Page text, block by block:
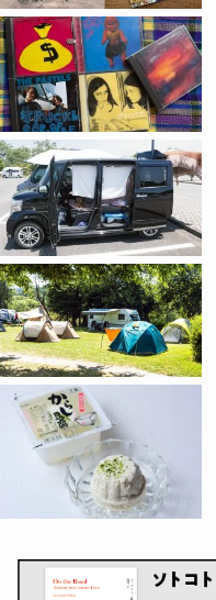
住 2020.01.14
不安や恐れではない。
ラ